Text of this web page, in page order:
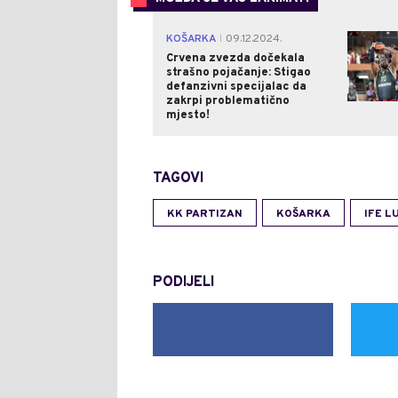
KOŠARKA
09.12.2024.
Crvena zvezda dočekala
strašno pojačanje: Stigao
defanzivni specijalac da
zakrpi problematično
mjesto!
TAGOVI
KK PARTIZAN KOŠARKA IFE
PODIJELI